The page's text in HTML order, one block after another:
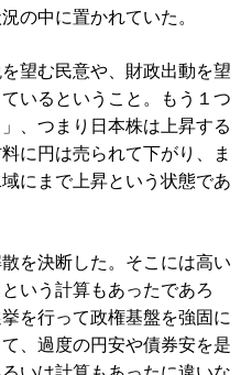
の中に置かれていた。
望む民意や、財政出動を望
いるということ。もう１つ
、つまり日本株は上昇する
に円は売られて下がり、ま
にまで上昇という状態であ
を決断した。そこには高い
いう計算もあったであろ
を行って政権基盤を強固に
、過度の円安や債券安を是